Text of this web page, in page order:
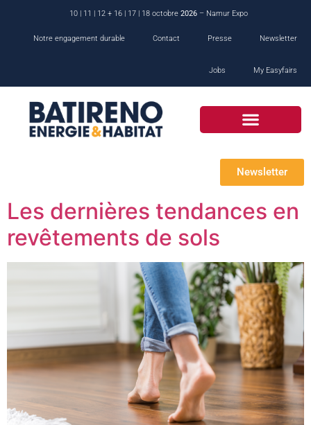
10 | 11 | 12 + 16 | 17 | 18 octobre 2026– Namur Expo
Notre engagement durable Contact Presse Newsletter
Jobs My Easyfairs
Newsletter
Les dernières tendances en
revêtements de sols